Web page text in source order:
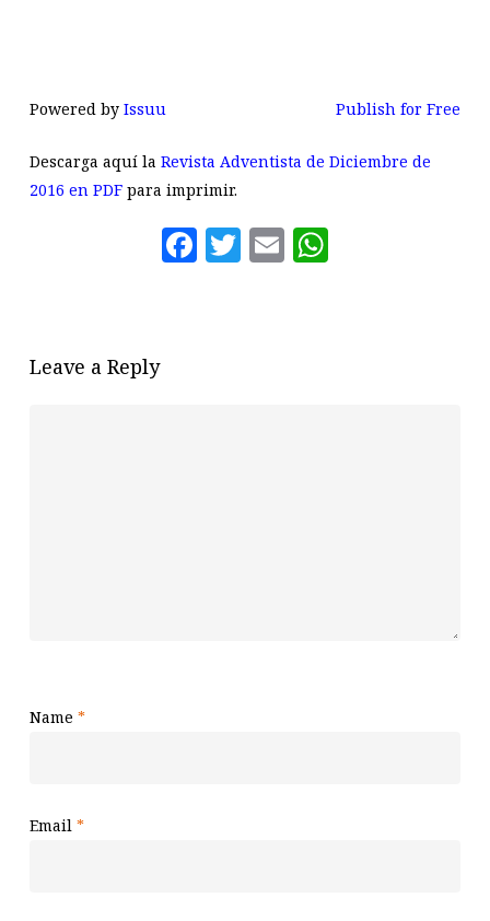
Powered by Issuu Publish for Free
Descarga aquí la Revista Adventista de Diciembre de
2016 en PDFpara imprimir.
Facebook
Twitter
Email
Leave a Reply
Name *
Email *